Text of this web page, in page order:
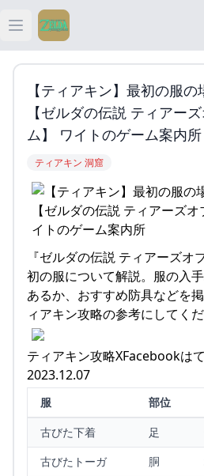
Open main menu
ティアキン
ティアキン
ティアキン 武
ティアキン
【ティアキン】最初の服
【ゼルダの伝説 ティアー
ム】 ワイトのゲーム案内所
ティアキン 洞窟
『ゼルダの伝説 ティアーズオ
初の服について解説。服の入
あるか、おすすめ防具などを
ィアキン攻略の参考にしてくだ
ティアキン攻略XFacebookは
2023.12.07
服 部位
古びた下着
足
古びたトーガ
胴